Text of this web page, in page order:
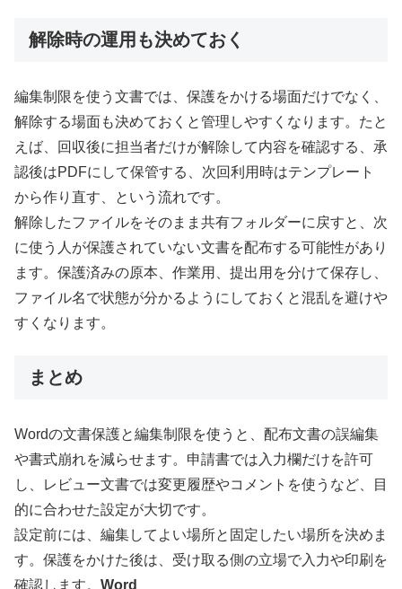
解除時の運用も決めておく
編集制限を使う文書では、保護をかける場面だけでなく、
解除する場面も決めておくと管理しやすくなります。たと
えば、回収後に担当者だけが解除して内容を確認する、承
認後はPDFにして保管する、次回利用時はテンプレート
から作り直す、という流れです。
解除したファイルをそのまま共有フォルダーに戻すと、次
に使う人が保護されていない文書を配布する可能性があり
ます。保護済みの原本、作業用、提出用を分けて保存し、
ファイル名で状態が分かるようにしておくと混乱を避けや
すくなります。
まとめ
Wordの文書保護と編集制限を使うと、配布文書の誤編集
や書式崩れを減らせます。申請書では入力欄だけを許可
し、レビュー文書では変更履歴やコメントを使うなど、目
的に合わせた設定が大切です。
設定前には、編集してよい場所と固定したい場所を決めま
す。保護をかけた後は、受け取る側の立場で入力や印刷を
確認します。 Word